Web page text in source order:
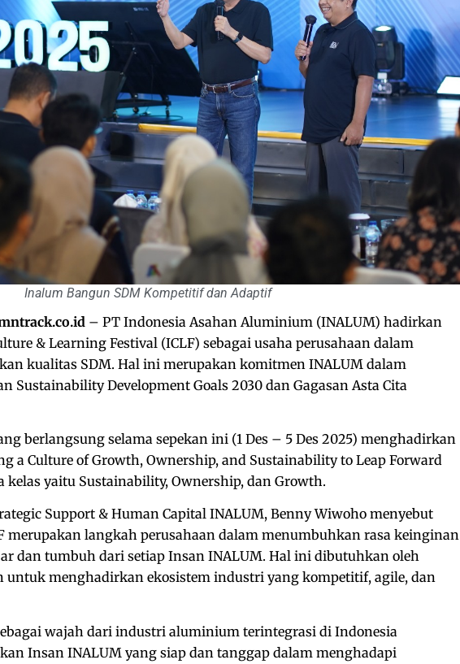
Inalum Bangun SDM Kompetitif dan Adaptif
– PT Indonesia Asahan Aluminium (INALUM) hadirkan
& Learning Festival (ICLF) sebagai usaha perusahaan dalam
kualitas SDM. Hal ini merupakan komitmen INALUM dalam
Sustainability Development Goals 2030 dan Gagasan Asta Cita
berlangsung selama sepekan ini (1 Des – 5 Des 2025) menghadirkan
a Culture of Growth, Ownership, and Sustainability to Leap Forward
kelas yaitu Sustainability, Ownership, dan Growth.
Support & Human Capital INALUM, Benny Wiwoho menyebut
merupakan langkah perusahaan dalam menumbuhkan rasa keinginan
dan tumbuh dari setiap Insan INALUM. Hal ini dibutuhkan oleh
untuk menghadirkan ekosistem industri yang kompetitif, agile, dan
wajah dari industri aluminium terintegrasi di Indonesia
Insan INALUM yang siap dan tanggap dalam menghadapi